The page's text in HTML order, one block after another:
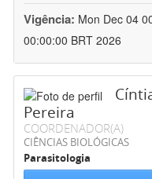
Vigência: Mon Dec 04
00:00:00 BRT 2026
Pereira
COORDENADOR(A)
CIÊNCIAS BIOLÓGICAS
Parasitologia